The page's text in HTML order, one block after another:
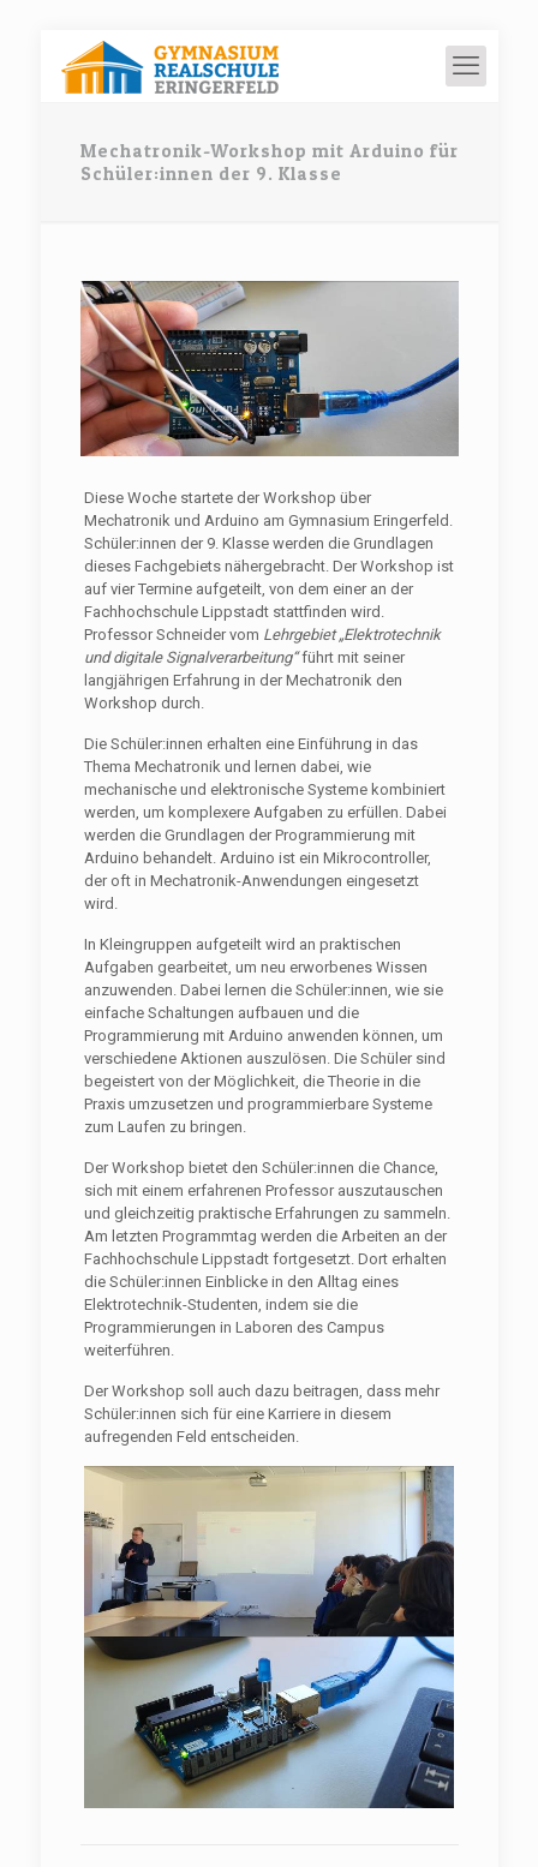
Mechatronik-Workshop mit Arduino für
Schüler:innen der 9. Klasse
Diese Woche startete der Workshop über
Mechatronik und Arduino am Gymnasium Eringerfeld.
Schüler:innen der 9. Klasse werden die Grundlagen
dieses Fachgebiets nähergebracht. Der Workshop ist
auf vier Termine aufgeteilt, von dem einer an der
Fachhochschule Lippstadt stattfinden wird.
Professor Schneider vom Lehrgebiet „Elektrotechnik
und digitale Signalverarbeitung“führt mit seiner
langjährigen Erfahrung in der Mechatronik den
Workshop durch.
Die Schüler:innen erhalten eine Einführung in das
Thema Mechatronik und lernen dabei, wie
mechanische und elektronische Systeme kombiniert
werden, um komplexere Aufgaben zu erfüllen. Dabei
werden die Grundlagen der Programmierung mit
Arduino behandelt. Arduino ist ein Mikrocontroller,
der oft in Mechatronik-Anwendungen eingesetzt
wird.
In Kleingruppen aufgeteilt wird an praktischen
Aufgaben gearbeitet, um neu erworbenes Wissen
anzuwenden. Dabei lernen die Schüler:innen, wie sie
einfache Schaltungen aufbauen und die
Programmierung mit Arduino anwenden können, um
verschiedene Aktionen auszulösen. Die Schüler sind
begeistert von der Möglichkeit, die Theorie in die
Praxis umzusetzen und programmierbare Systeme
zum Laufen zu bringen.
Der Workshop bietet den Schüler:innen die Chance,
sich mit einem erfahrenen Professor auszutauschen
und gleichzeitig praktische Erfahrungen zu sammeln.
Am letzten Programmtag werden die Arbeiten an der
Fachhochschule Lippstadt fortgesetzt. Dort erhalten
die Schüler:innen Einblicke in den Alltag eines
Elektrotechnik-Studenten, indem sie die
Programmierungen in Laboren des Campus
weiterführen.
Der Workshop soll auch dazu beitragen, dass mehr
Schüler:innen sich für eine Karriere in diesem
aufregenden Feld entscheiden.